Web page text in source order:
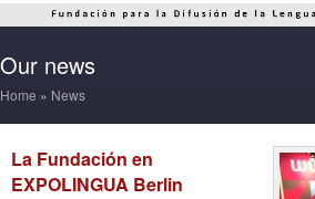
Our news
Home » News
La Fundación en
EXPOLINGUA Berlin